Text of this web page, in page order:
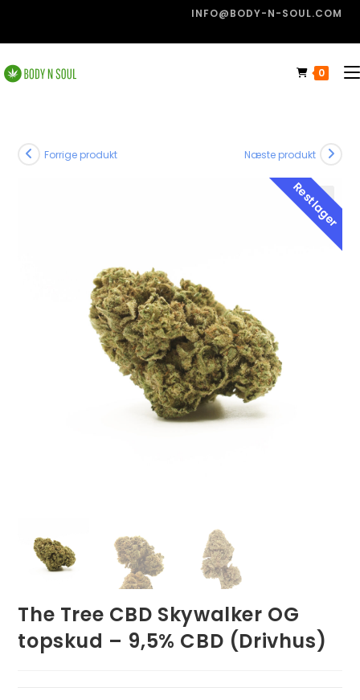
INFO@BODY-N-SOUL.COM
0
Forrige produkt Næste produkt
🔍
Restlager
The Tree CBD Skywalker OG
topskud – 9,5% CBD (Drivhus)